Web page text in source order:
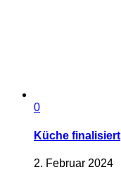
0
Küche finalisiert
2. Februar 2024